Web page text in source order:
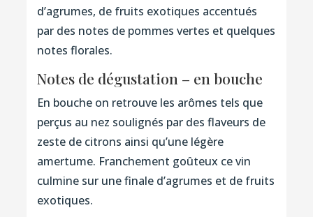
d’agrumes, de fruits exotiques accentués
par des notes de pommes vertes et quelques
notes florales.
Notes de dégustation – en bouche
En bouche on retrouve les arômes tels que
perçus au nez soulignés par des flaveurs de
zeste de citrons ainsi qu’une légère
amertume. Franchement goûteux ce vin
culmine sur une finale d’agrumes et de fruits
exotiques.